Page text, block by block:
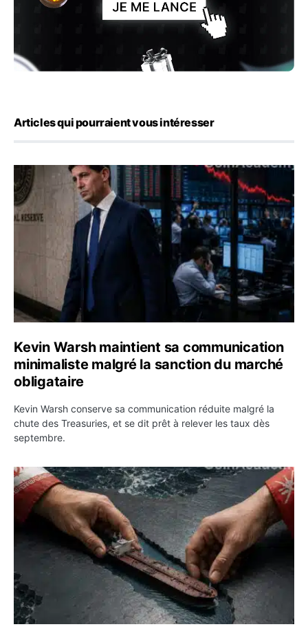
Articles qui pourraient vous intéresser
Kevin Warsh maintient sa communication minimaliste
Kevin Warsh maintient sa communication
minimaliste malgré la sanction du marché
obligataire
Kevin Warsh conserve sa communication réduite malgré la
chute des Treasuries, et se dit prêt à relever les taux dès
septembre.
Ormuz : l’Iran annonce un accord avec Oman sur une